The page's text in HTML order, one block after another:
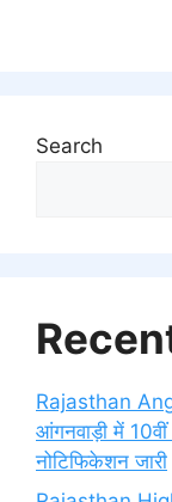
Search
Rajasthan
आंगनवाड़ी में 10वीं
नोटिफिकेशन जारी